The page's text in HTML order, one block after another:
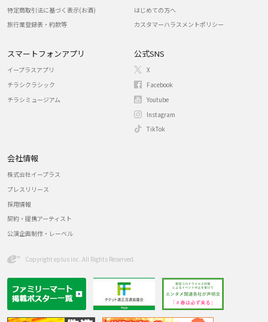
特定商取引法に基づく表示(お酒)
旅行業登録表・約款等
はじめての方へ
カスタマーハラスメントポリシー
スマートフォンアプリ
イープラスアプリ
チラシクラシック
チラシミュージアム
公式SNS
X
Facebook
Youtube
Instagram
TikTok
会社情報
株式会社イープラス
プレスリリース
採用情報
契約・提携アーティスト
公演企画制作・レーベル
Copyright eplus inc. All Rights Reserved.